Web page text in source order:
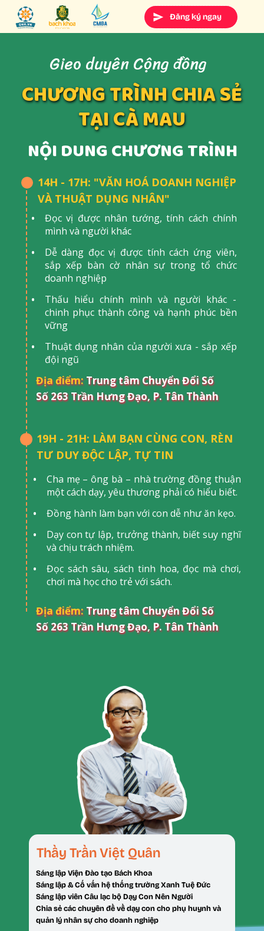
Đăng ký ngay
NỘI DUNG CHƯƠNG TRÌNH
14H - 17H: "VĂN HOÁ DOANH NGHIỆP
VÀ THUẬT DỤNG NHÂN"
Đọc vị được nhân tướng, tính cách chính
mình và người khác
Dễ dàng đọc vị được tính cách ứng viên,
sắp xếp bàn cờ nhân sự trong tổ chức
doanh nghiệp
Thấu hiểu chính mình và người khác -
chinh phục thành công và hạnh phúc bền
vững
Thuật dụng nhân của người xưa - sắp xếp
đội ngũ
19H - 21H: LÀM BẠN CÙNG CON, RÈN
TƯ DUY ĐỘC LẬP, TỰ TIN
Cha mẹ – ông bà – nhà trường đồng thuận
một cách dạy, yêu thương phải có hiểu biết.
Đồng hành làm bạn với con dễ như ăn kẹo.
Dạy con tự lập, trưởng thành, biết suy nghĩ
và chịu trách nhiệm.
Đọc sách sâu, sách tinh hoa, đọc mà chơi,
chơi mà học cho trẻ với sách.
Gieo duyên Cộng đồng
CHƯƠNG TRÌNH CHIA SẺ
TẠI CÀ MAU
Địa điểm:Trung tâm Chuyển Đổi Số
Số 263 Trần Hưng Đạo, P. Tân Thành
Địa điểm:Trung tâm Chuyển Đổi Số
Số 263 Trần Hưng Đạo, P. Tân Thành
Thầy Trần Việt Quân
Sáng lập Viện Đào tạo Bách Khoa
Sáng lập & Cố vấn hệ thống trường Xanh Tuệ Đức
Sáng lập viên Câu lạc bộ Dạy Con Nên Người
Chia sẻ các chuyên đề về dạy con cho phụ huynh và
quản lý nhân sự cho doanh nghiệp